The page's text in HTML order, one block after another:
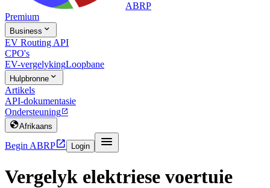
ABRP
Premium
Business 
EV Routing API
CPO's
EV-vergelykingLoopbane
Hulpbronne 
Artikels
API-dokumentasie
Ondersteuning
Afrikaans
Begin ABRP Login 
Vergelyk elektriese voertuie